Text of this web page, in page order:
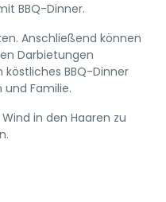
BBQ-Dinner.
Anschließend können
Darbietungen
BBQ-Dinner
Familie.
in den Haaren zu